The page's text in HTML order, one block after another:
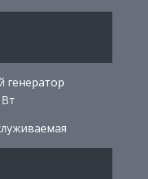
генератор